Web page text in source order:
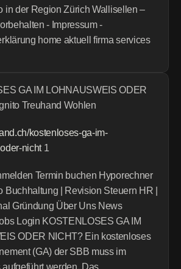
in der Region Zürich Wallisellen –
- Impressum -
home aktuell firma services
GA IM LOHNAUSWEIS ODER
Treuhand Wohlen
kostenloses-ga-im-
nicht 1
Termin buchen Hypo­rechner
Buchhaltung | Revision Steuern HR |
Gründung Über Uns News
Login KOSTENLOSES GA IM
ODER NICHT? Ein kostenloses
(GA) der SBB muss im
werden. Das